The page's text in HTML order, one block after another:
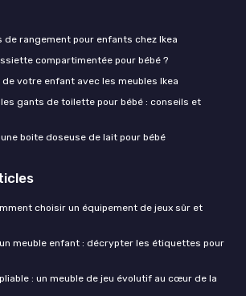
de rangement pour enfants chez Ikea
compartimentée pour bébé ?
votre enfant avec les meubles Ikea
gants de toilette pour bébé : conseils et
boite doseuse de lait pour bébé
choisir un équipement de jeux sûr et
meuble enfant : décrypter les étiquettes pour
: un meuble de jeu évolutif au cœur de la